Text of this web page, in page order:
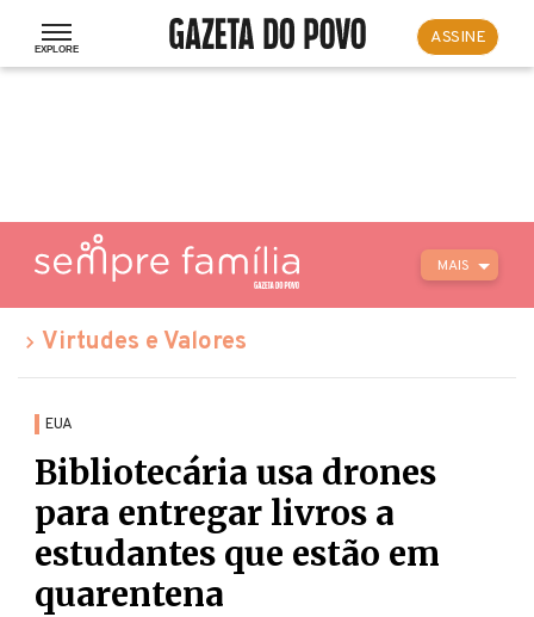
ASSINE
MAIS
Virtudes e Valores
EUA
Bibliotecária usa drones
para entregar livros a
estudantes que estão em
quarentena